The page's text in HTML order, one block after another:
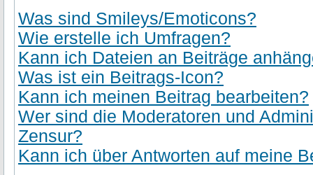
Was sind Smileys/Emoticons?
Wie erstelle ich Umfragen?
Kann ich Dateien an Beiträge
Was ist ein Beitrags-Icon?
Kann ich meinen Beitrag bearbeiten?
Wer sind die Moderatoren und
Zensur?
Kann ich über Antworten auf meine